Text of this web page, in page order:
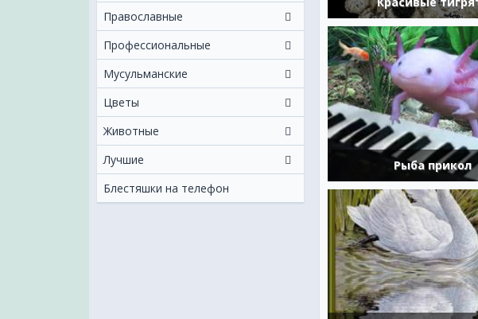
Православные
Профессиональные
Мусульманские
Цветы
Животные
Лучшие
Блестяшки на телефон
Рыба прикол